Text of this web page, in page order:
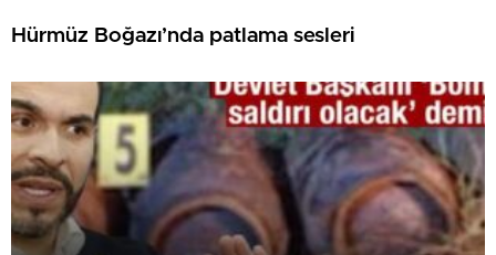
Hürmüz Boğazı’nda patlama sesleri